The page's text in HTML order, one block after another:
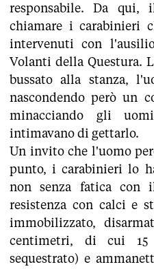
responsabile. Da
chiamare i carabinieri
intervenuti con
Volanti della Questura.
bussato alla stanza,
nascondendo però un
minacciando gli
intimavano di gettarlo.
Un invito che l'uomo
punto, i carabinieri lo
non senza fatica con
resistenza con calci e
immobilizzato,
centimetri, di cui
sequestrato) e